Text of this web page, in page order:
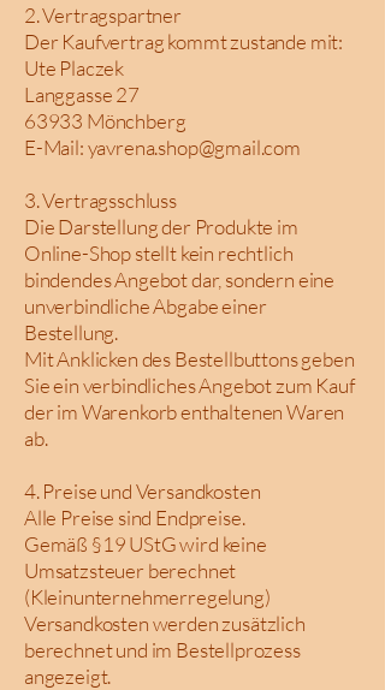
2. Vertragspartner
Der Kaufvertrag kommt zustande mit:
Ute Placzek
Langgasse 27
63933 Mönchberg
E-Mail:yavrena.shop@gmail.com
3. Vertragsschluss
Die Darstellung der Produkte im
Online-Shop stellt kein rechtlich
bindendes Angebot dar, sondern eine
unverbindliche Abgabe einer
Bestellung.
Mit Anklicken des Bestellbuttons geben
Sie ein verbindliches Angebot zum Kauf
der im Warenkorb enthaltenen Waren
ab.
4. Preise und Versandkosten
Alle Preise sind Endpreise.
Gemäß §19 UStG wird keine
Umsatzsteuer berechnet
(Kleinunternehmerregelung)
Versandkosten werden zusätzlich
berechnet und im Bestellprozess
angezeigt.